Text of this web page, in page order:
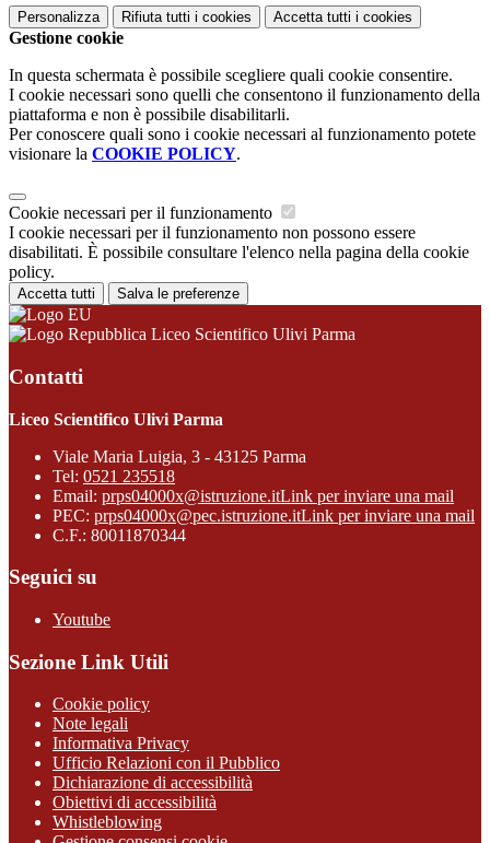
Personalizza Rifiuta tutti i cookies Accetta tutti i cookies
Gestione cookie
In questa schermata è possibile scegliere quali cookie consentire.
I cookie necessari sono quelli che consentono il funzionamento della
piattaforma e non è possibile disabilitarli.
Per conoscere quali sono i cookie necessari al funzionamento potete
visionare la COOKIE POLICY.
Cookie necessari per il funzionamento
I cookie necessari per il funzionamento non possono essere
disabilitati. È possibile consultare l'elenco nella pagina della cookie
policy.
Accetta tutti Salva le preferenze
Liceo Scientifico Ulivi Parma
Contatti
Liceo Scientifico Ulivi Parma
Viale Maria Luigia, 3 - 43125 Parma
Tel: 0521 235518
Email: prps04000x@istruzione.itLink per inviare una mail
PEC: prps04000x@pec.istruzione.itLink per inviare una mail
C.F.: 80011870344
Seguici su
Youtube
Sezione Link Utili
Cookie policy
Note legali
Informativa Privacy
Ufficio Relazioni con il Pubblico
Dichiarazione di accessibilità
Obiettivi di accessibilità
Whistleblowing